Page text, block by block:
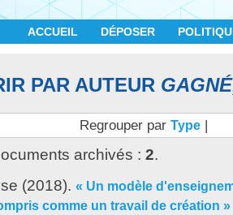
ACCUEIL DÉPOSER
PAR AUTEUR
Regrouper par Type |
archivés : 2.
(2018). « Un modèle
comme un travail de création »